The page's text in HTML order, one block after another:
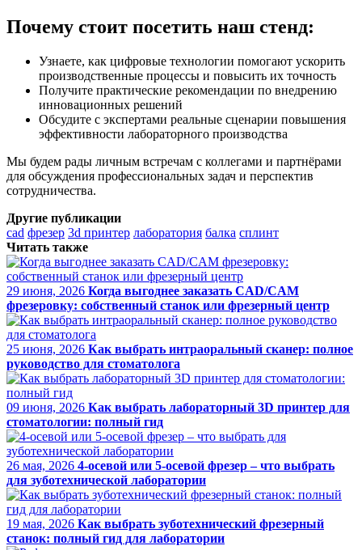
Почему стоит посетить наш стенд:
Узнаете, как цифровые технологии помогают ускорить
производственные процессы и повысить их точность
Получите практические рекомендации по внедрению
инновационных решений
Обсудите с экспертами реальные сценарии повышения
эффективности лабораторного производства
Мы будем рады личным встречам с коллегами и партнёрами
для обсуждения профессиональных задач и перспектив
сотрудничества.
Другие публикации
cad фрезер 3d принтер лаборатория балка сплинт
Читать также
29 июня, 2026 Когда выгоднее заказать CAD/CAM
фрезеровку: собственный станок или фрезерный центр
25 июня, 2026 Как выбрать интраоральный сканер: полное
руководство для стоматолога
09 июня, 2026 Как выбрать лабораторный 3D принтер для
стоматологии: полный гид
26 мая, 2026 4-осевой или 5-осевой фрезер – что выбрать
для зуботехнической лаборатории
19 мая, 2026 Как выбрать зуботехнический фрезерный
станок: полный гид для лаборатории